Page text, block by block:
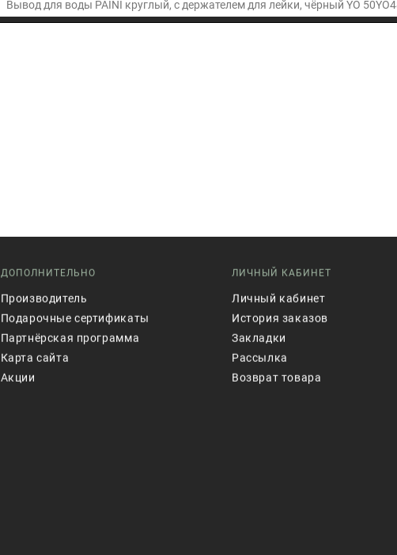
Вывод для воды PAINI круглый, с держателем для лейки, чёрный YO
ДОПОЛНИТЕЛЬНО
Производитель
Подарочные сертификаты
Партнёрская программа
Карта сайта
Акции
ЛИЧНЫЙ КАБИНЕТ
Личный кабинет
История заказов
Закладки
Рассылка
Возврат товара